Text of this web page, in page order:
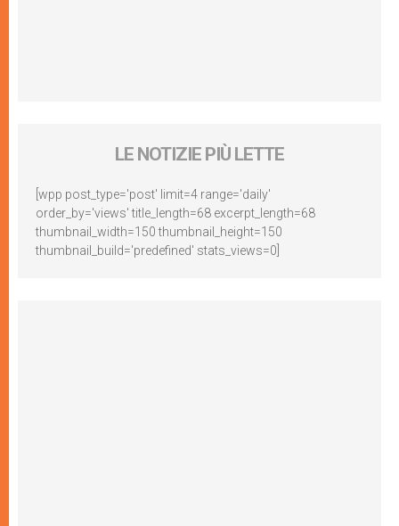
LE NOTIZIE PIÙ LETTE
[wpp post_type='post' limit=4 range='daily'
order_by='views' title_length=68 excerpt_length=68
thumbnail_width=150 thumbnail_height=150
thumbnail_build='predefined' stats_views=0]